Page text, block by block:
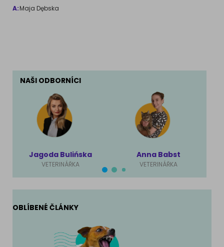
A:Maja Dębska
NAŠI ODBORNÍCI
Jagoda Bulińska
VETERINÁŘKA
Anna Babst
VETERINÁŘKA
OBLÍBENÉ ČLÁNKY